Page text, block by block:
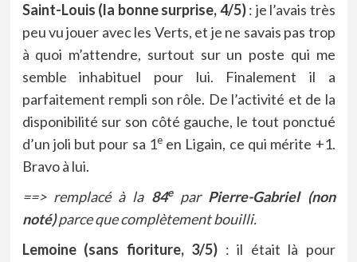
Saint-Louis (la bonne surprise, 4/5): je l’avais très
peu vu jouer avec les Verts, et je ne savais pas trop
à quoi m’attendre, surtout sur un poste qui me
semble inhabituel pour lui. Finalement il a
parfaitement rempli son rôle. De l’activité et de la
disponibilité sur son côté gauche, le tout ponctué
d’un joli but pour sa 1een Ligain, ce qui mérite +1.
Bravo à lui.
==> remplacé à la 84epar Pierre-Gabriel (non
noté)parce que complètement bouilli.
Lemoine (sans fioriture, 3/5) : il était là pour